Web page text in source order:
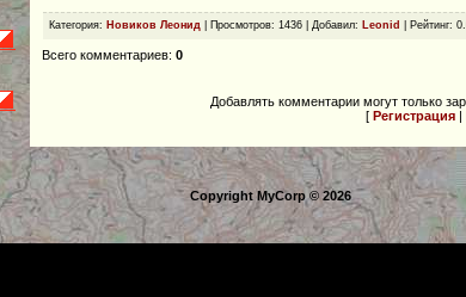
Категория: Новиков Леонид Просмотров: 1436 | Добавил: Leonid Рейтинг:
Всего комментариев: 0
Добавлять комментарии могут только
[ Регистрация |
Copyright MyCorp © 2026